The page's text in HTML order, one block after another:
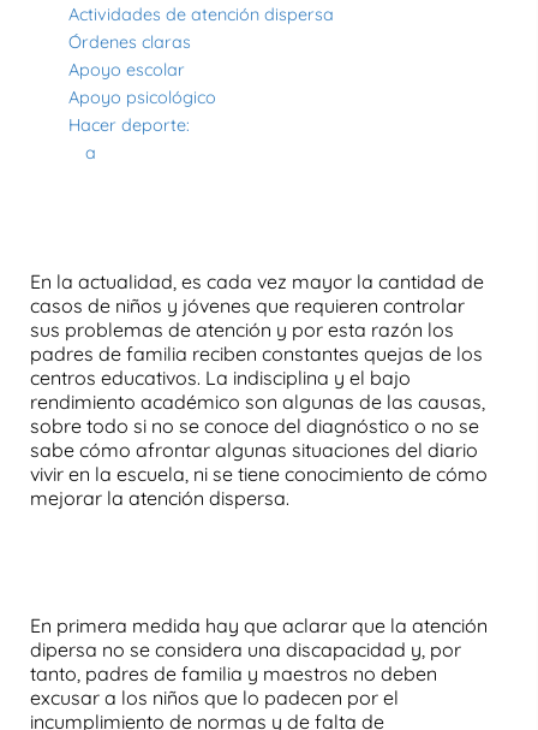
Actividades de atención dispersa
Órdenes claras
Apoyo escolar
Apoyo psicológico
Hacer deporte:
a
En la actualidad, es cada vez mayor la cantidad de
casos de niños y jóvenes que requieren controlar
sus problemas de atención y por esta razón los
padres de familia reciben constantes quejas de los
centros educativos. La indisciplina y el bajo
rendimiento académico son algunas de las causas,
sobre todo si no se conoce del diagnóstico o no se
sabe cómo afrontar algunas situaciones del diario
vivir en la escuela, ni se tiene conocimiento de cómo
mejorar la atención dispersa.
En primera medida hay que aclarar que la atención
dipersa no se considera una discapacidad y, por
tanto, padres de familia y maestros no deben
excusar a los niños que lo padecen por el
incumplimiento de normas y de falta de